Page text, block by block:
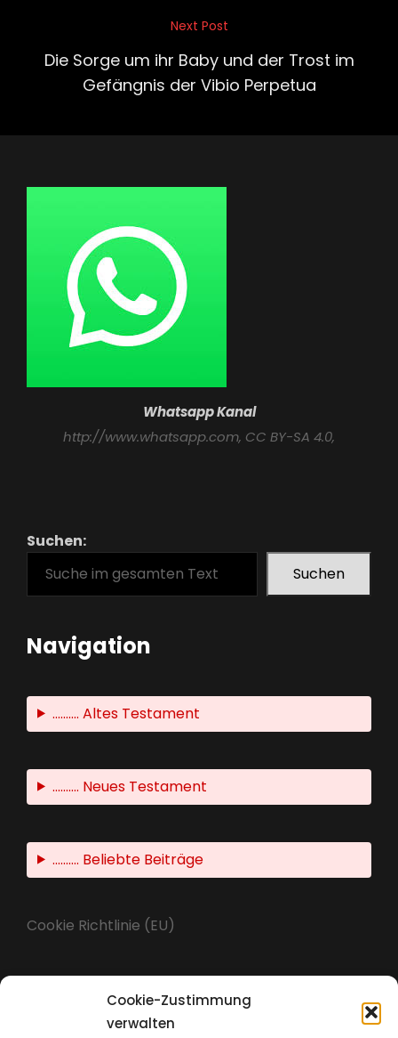
Cookie-Zustimmung
verwalten
Post
Next Post
Die Sorge um ihr Baby und der Trost im
Gefängnis der Vibio Perpetua
Whatsapp Kanal
http://www.whatsapp.com, CC BY-SA 4.0,
Suchen:
Suchen
Navigation
.......... Altes Testament
.......... Neues Testament
.......... Beliebte Beiträge
Cookie Richtlinie (EU)